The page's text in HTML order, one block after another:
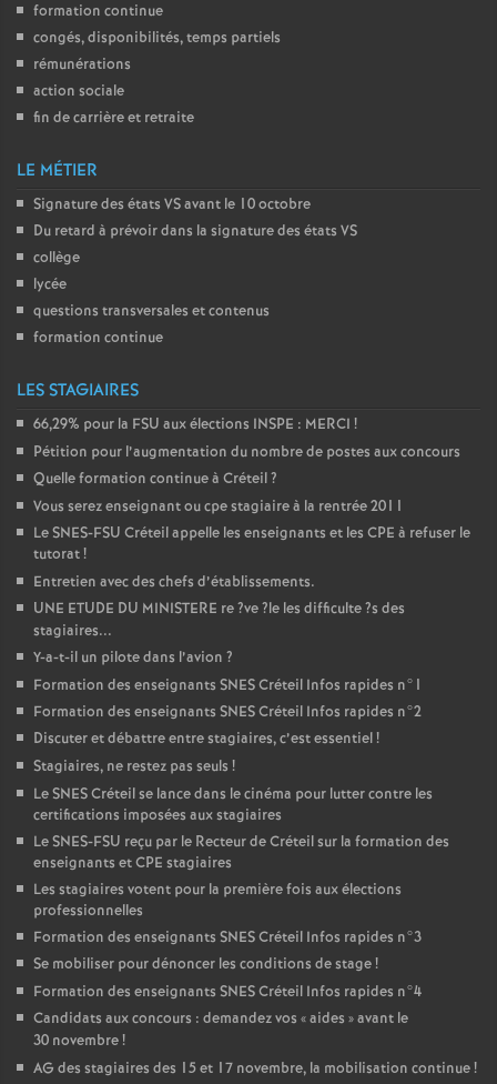
formation continue
congés, disponibilités, temps partiels
rémunérations
action sociale
fin de carrière et retraite
LE MÉTIER
Signature des états VSavant le 10 octobre
Du retard à prévoir dans la signature des états VS
collège
lycée
questions transversales et contenus
formation continue
LES STAGIAIRES
66,29% pour la FSU aux élections INSPE : MERCI !
Pétition pour l’augmentation du nombre de postes aux concours
Quelle formation continue à Créteil?
Vous serez enseignant ou cpe stagiaire à la rentrée 2011
LeSNES-FSU Créteil appelle les enseignants et les CPE à refuser le
tutorat!
Entretien avec des chefs d’établissements.
UNE ETUDE DU MINISTERE re?ve?le les difficulte?s des
stagiaires...
Y-a-t-il un pilote dans l’avion ?
Formation des enseignants SNESCréteil Infos rapides n°1
Formation des enseignants SNESCréteil Infos rapides n°2
Discuter et débattre entre stagiaires, c’est essentiel!
Stagiaires, ne restez pas seuls !
LeSNESCréteil se lance dans le cinéma pour lutter contre les
certifications imposées aux stagiaires
LeSNES-FSU reçu par le Recteur de Créteil sur la formation des
enseignants etCPE stagiaires
Les stagiaires votent pour la première fois aux élections
professionnelles
Formation des enseignants SNESCréteil Infos rapides n°3
Se mobiliser pour dénoncer les conditions de stage!
Formation des enseignants SNESCréteil Infos rapides n°4
Candidats aux concours : demandez vos «aides » avant le
30 novembre!
AG des stagiaires des 15 et 17 novembre, la mobilisation continue!